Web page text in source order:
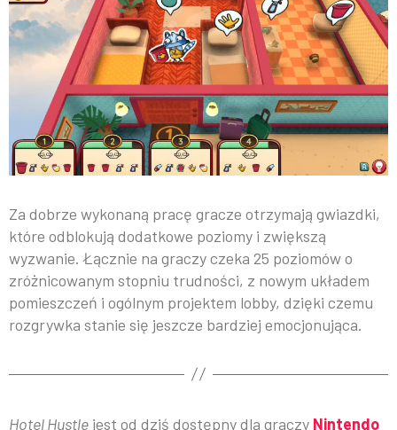
Za dobrze wykonaną pracę gracze otrzymają gwiazdki,
które odblokują dodatkowe poziomy i zwiększą
wyzwanie. Łącznie na graczy czeka 25 poziomów o
zróżnicowanym stopniu trudności, z nowym układem
pomieszczeń i ogólnym projektem lobby, dzięki czemu
rozgrywka stanie się jeszcze bardziej emocjonująca.
Hotel Hustle jest od dziś dostępny dla graczy Nintendo